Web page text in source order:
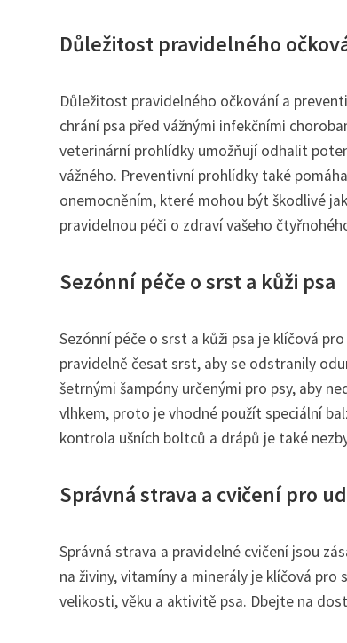
Důležitost pravidelného
Důležitost pravidelného očkování a
chrání psa před vážnými infekčními
veterinární prohlídky umožňují odhalit
vážného. Preventivní prohlídky také
onemocněním, které mohou být škodlivé
pravidelnou péči o zdraví vašeho
Sezónní péče o srst a kůži psa
Sezónní péče o srst a kůži psa je klíčová
pravidelně česat srst, aby se odstranily
šetrnými šampóny určenými pro psy, aby
vlhkem, proto je vhodné použít speciální
kontrola ušních boltců a drápů je také
Správná strava a cvičení pro
Správná strava a pravidelné cvičení jsou
na živiny, vitamíny a minerály je klíčová
velikosti, věku a aktivitě psa. Dbejte na